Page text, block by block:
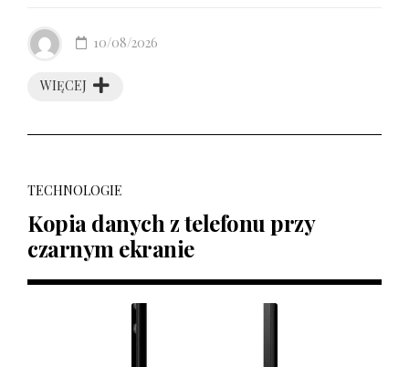
WIĘCEJ
10/08/2026
TECHNOLOGIE
Kopia danych z telefonu przy
czarnym ekranie